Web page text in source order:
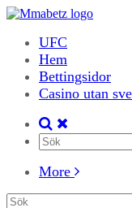
UFC
Hem
Bettingsidor
Casino utan
More